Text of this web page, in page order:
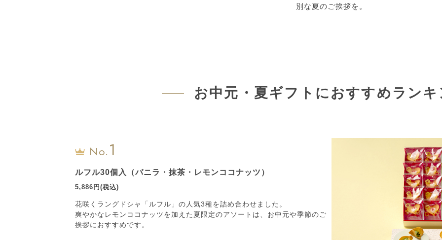
別な夏のご挨拶を。
お中元・夏ギフトにおすすめランキ
No.1
ルフル30個入（バニラ・抹茶・レモンココナッツ）
5,886円(税込)
花咲くラングドシャ「ルフル」の人気3種を詰め合わせました。
爽やかなレモンココナッツを加えた夏限定のアソートは、お中元や季節のご
挨拶におすすめです。